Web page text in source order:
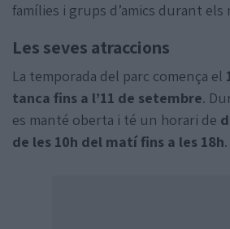
famílies i grups d’amics durant els
Les seves atraccions
La temporada del parc comença el
tanca fins a l’11 de setembre.
es manté oberta i té un horari de
de les 10h del matí fins a les 18h.